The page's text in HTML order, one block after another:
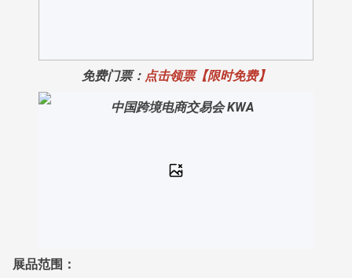
免费门票： 点击领票【限时免费】
展品范围：